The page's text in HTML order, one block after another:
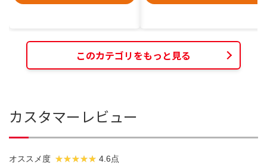
このカテゴリをもっと見る
カスタマーレビュー
オススメ度 4.6点